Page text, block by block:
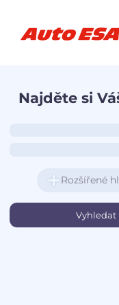
Najděte si
Rozšířené